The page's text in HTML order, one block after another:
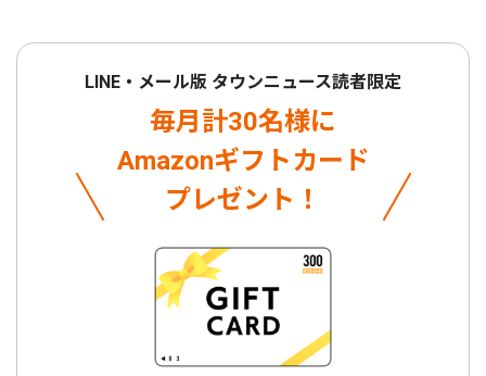
LINE・メール版 タウンニュース読者限定
毎月計30名様に
Amazonギフトカード
プレゼント！